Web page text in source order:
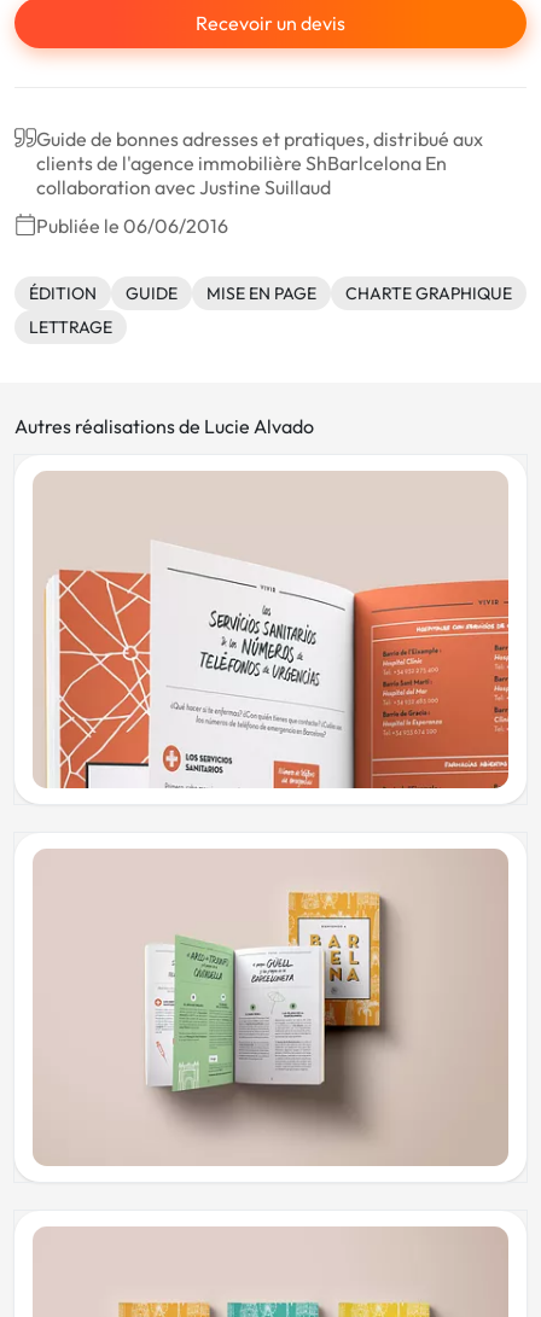
Recevoir un devis
Guide de bonnes adresses et pratiques, distribué aux
clients de l'agence immobilière ShBarlcelona En
collaboration avec Justine Suillaud
Publiée le 06/06/2016
ÉDITION GUIDE MISE EN PAGE
CHARTE GRAPHIQUE
LETTRAGE
Autres réalisations de Lucie Alvado